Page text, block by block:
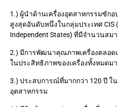
1.) ผู้นำด้านเครื่องอุตสาหกรรมซักอ
สูงสุดอันดับหนึ่งในกลุ่มประเทศ CIS
2.) มีการพัฒนาคุณภาพเครื่องตลอดเ
3.) ประสบการณ์ที่มากกว่า 120 ปี ใน